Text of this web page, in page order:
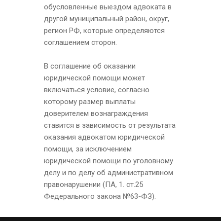
обусловленные выездом адвоката в
другой муниципальный район, округ,
регион РФ, которые определяются
соглашением сторон.
В соглашение об оказании
юридической помощи может
включаться условие, согласно
которому размер выплаты
доверителем вознаграждения
ставится в зависимость от результата
оказания адвокатом юридической
помощи, за исключением
юридической помощи по уголовному
делу и по делу об административном
правонарушении (ПА, 1. ст.25
Федерального закона №63-ФЗ).